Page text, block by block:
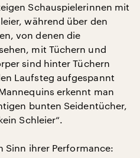
Schauspielerinnen mit
während über den
von denen die
mit Tüchern und
sind hinter Tüchern
Laufsteg aufgespannt
erkennt man
bunten Seidentücher,
Schleier“.
Sinn ihrer Performance: